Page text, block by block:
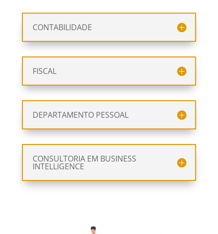
CONTABILIDADE
FISCAL
DEPARTAMENTO PESSOAL
CONSULTORIA EM BUSINESS
INTELLIGENCE